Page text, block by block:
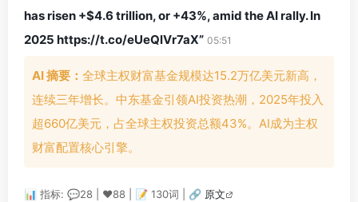
has risen +$4.6 trillion, or +43%, amid the AI rally. In
2025 https://t.co/eUeQlVr7aX” 05:51
AI 摘要： 全球主权财富基金规模达15.2万亿美元新高，
连续三年增长。中东基金引领AI投资热潮，2025年投入
超660亿美元，占全球主权投资总额43%。AI成为主权
财富配置核心引擎。
📊 指标: 💬28 | ❤️88 | 📝 130词 | 🔗 原文